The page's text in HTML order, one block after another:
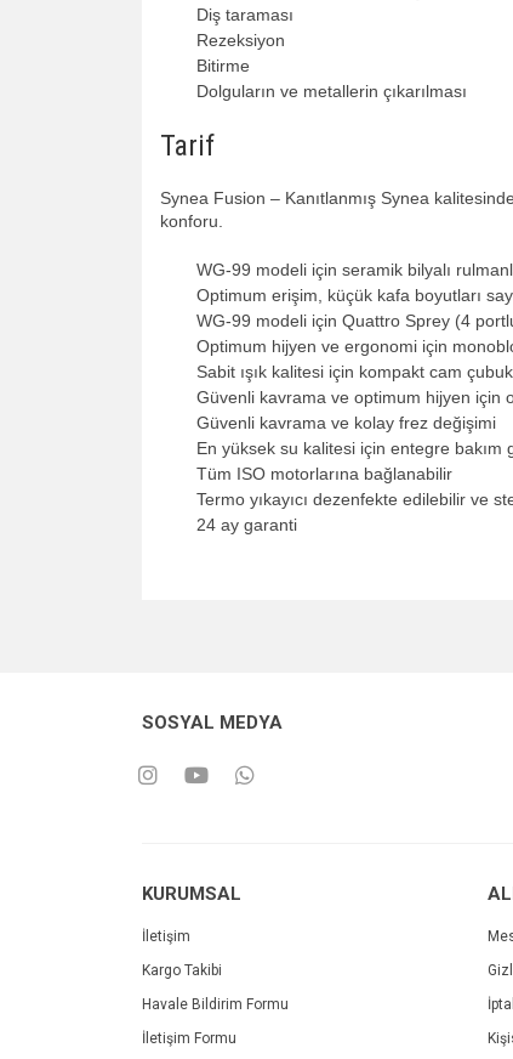
Diş taraması
Rezeksiyon
Bitirme
Dolguların ve metallerin çıkarılması
Tarif
Synea Fusion – Kanıtlanmış Synea
konforu.
WG-99 modeli için seramik bilyalı
Optimum erişim, küçük kafa boyutları
WG-99 modeli için Quattro Sprey (4
Optimum hijyen ve ergonomi için
Sabit ışık kalitesi için kompakt cam çubuk
Güvenli kavrama ve optimum hijyen için
Güvenli kavrama ve kolay frez değişimi
En yüksek su kalitesi için entegre
Tüm ISO motorlarına bağlanabilir
Termo yıkayıcı dezenfekte edilebilir ve
24 ay garanti
SOSYAL MEDYA
KURUMSAL
İletişim
Kargo Takibi
Havale Bildirim Formu
İletişim Formu